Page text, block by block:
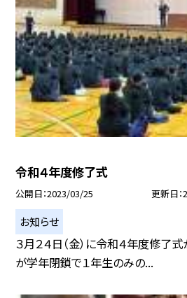
令和４年度修了式
公開日 2023/03/25 更新日
お知らせ
３月２４日（金）に令和４年度修了
が学年閉鎖で１年生のみの...